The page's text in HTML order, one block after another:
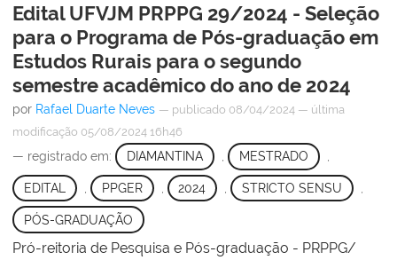
Edital UFVJM PRPPG 29/2024 - Seleção
para o Programa de Pós-graduação em
Estudos Rurais para o segundo
semestre acadêmico do ano de 2024
por Rafael Duarte Neves — publicado 08/04/2024 — última
modificação 05/08/2024 16h46
— registrado em: DIAMANTINA , MESTRADO ,
EDITAL PPGER 2024 , STRICTO SENSU
PÓS-GRADUAÇÃO
Pró-reitoria de Pesquisa e Pós-graduação - PRPPG/